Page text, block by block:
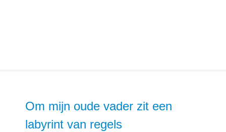
Om mijn oude vader zit een
labyrint van regels